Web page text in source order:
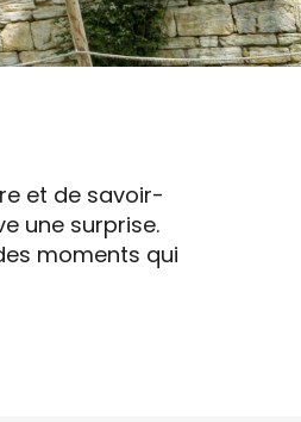
et de savoir-
une surprise.
moments qui